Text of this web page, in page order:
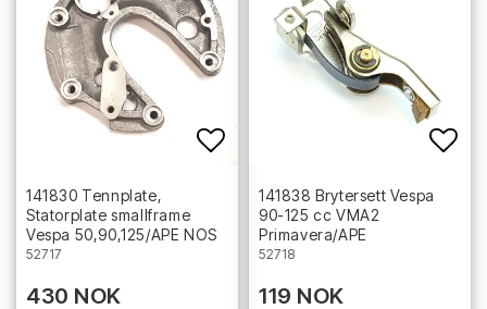
Add to list of favorites
141830 Tennplate,
Statorplate smallframe
Vespa 50,90,125/APE NOS
52717
430 NOK
141838 Brytersett Vespa
90-125 cc VMA2
Primavera/APE
52718
119 NOK